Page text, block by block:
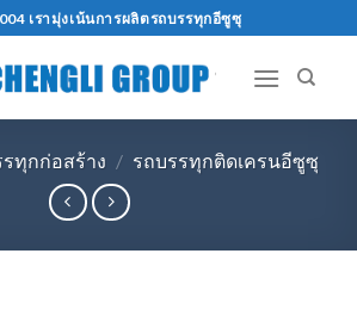
เรามุ่งเน้นการผลิตรถบรรทุกอีซูซุ
ทุกก่อสร้าง / รถบรรทุกติดเครนอีซูซุ